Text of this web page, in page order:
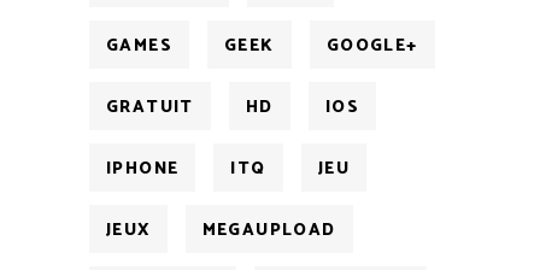
GAMES GEEK GOOGLE+
GRATUIT HD IOS
IPHONE ITQ JEU
JEUX MEGAUPLOAD